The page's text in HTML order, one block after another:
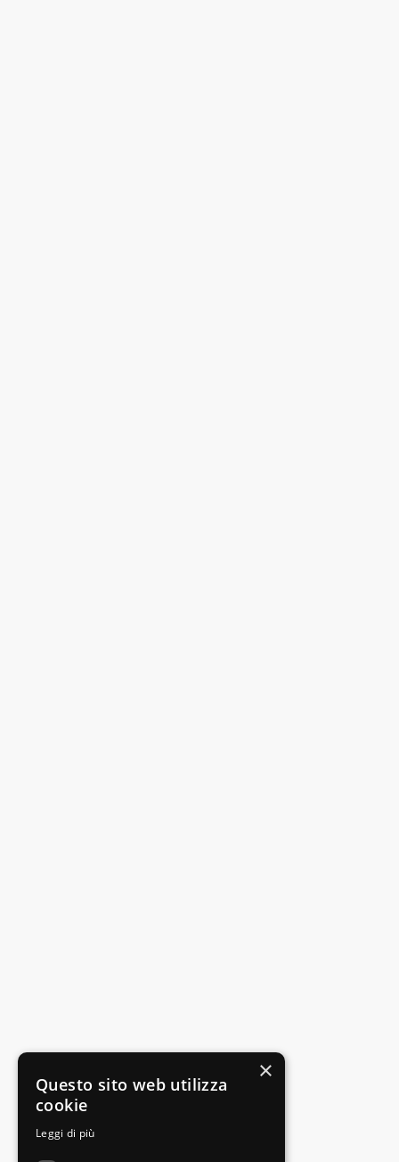
×
Questo sito web utilizza
cookie
Leggi di più